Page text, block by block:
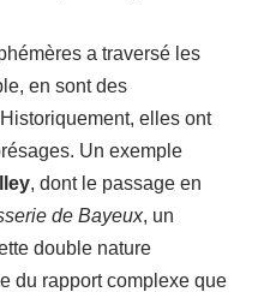
a traversé les
en sont des
elles ont
Un exemple
, dont le passage en
de Bayeux, un
double nature
du rapport complexe que